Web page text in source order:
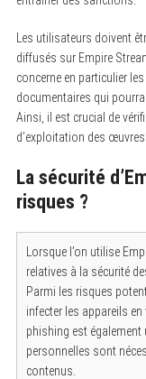
Les utilisateurs doivent
diffusés sur Empire
concerne en particulier
documentaires qui
Ainsi, il est crucial de
d’exploitation des
La sécurité
risques ?
Lorsque l’on utilise
relatives à la sécurité
Parmi les risques
infecter les appareils
phishing est
personnelles sont
contenus.